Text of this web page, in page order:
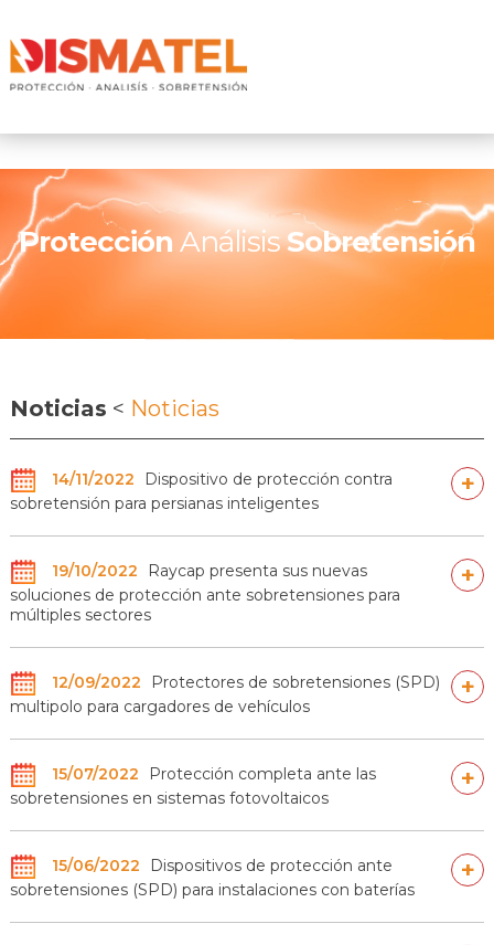
Protección AnálisisSobretensión
Noticias < Noticias
14/11/2022
Dispositivo de protección contra
sobretensión para persianas inteligentes
+
19/10/2022
Raycap presenta sus nuevas
soluciones de protección ante sobretensiones para
múltiples sectores
+
12/09/2022
Protectores de sobretensiones (SPD)
multipolo para cargadores de vehículos
+
15/07/2022
Protección completa ante las
sobretensiones en sistemas fotovoltaicos
+
15/06/2022
Dispositivos de protección ante
sobretensiones (SPD) para instalaciones con baterías
+